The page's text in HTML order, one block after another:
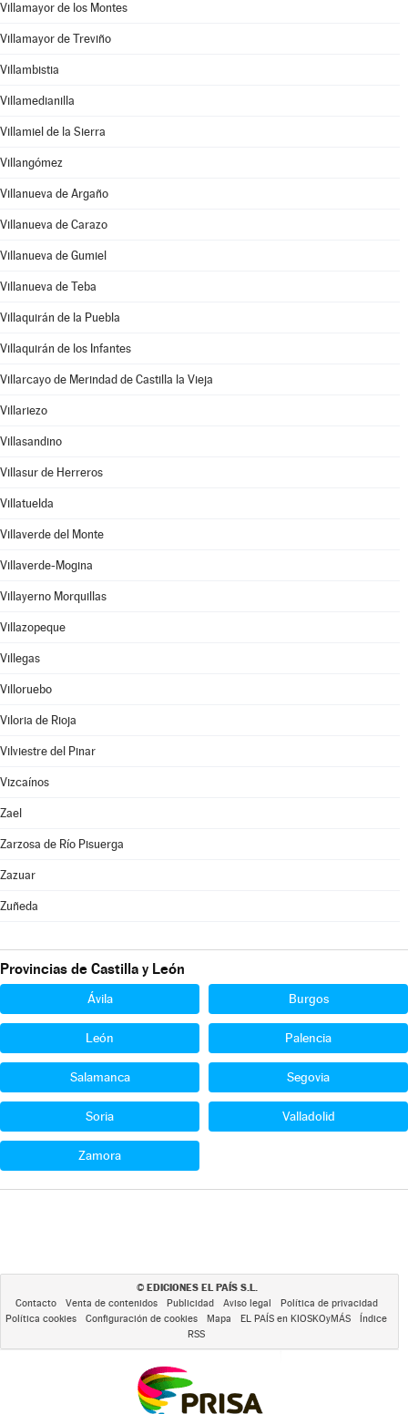
Villamayor de los Montes
Villamayor de Treviño
Villambistia
Villamedianilla
Villamiel de la Sierra
Villangómez
Villanueva de Argaño
Villanueva de Carazo
Villanueva de Gumiel
Villanueva de Teba
Villaquirán de la Puebla
Villaquirán de los Infantes
Villarcayo de Merindad de Castilla la Vieja
Villariezo
Villasandino
Villasur de Herreros
Villatuelda
Villaverde del Monte
Villaverde-Mogina
Villayerno Morquillas
Villazopeque
Villegas
Villoruebo
Viloria de Rioja
Vilviestre del Pinar
Vizcaínos
Zael
Zarzosa de Río Pisuerga
Zazuar
Zuñeda
Provincias de Castilla y León
Ávila Burgos
León Palencia
Salamanca Segovia
Soria Valladolid
Zamora
© EDICIONES EL PAÍS S.L.
Contacto Venta de contenidos Publicidad Aviso legal
Política de privacidad
Política cookies
Configuración de cookies Mapa EL PAÍS en KIOSKOyMÁS
Índice
RSS